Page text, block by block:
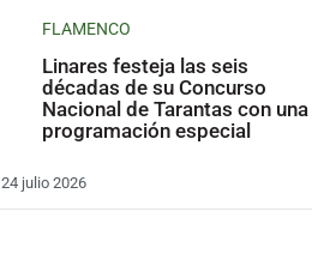
FLAMENCO
Linares festeja las seis
décadas de su Concurso
Nacional de Tarantas con una
programación especial
24 julio 2026